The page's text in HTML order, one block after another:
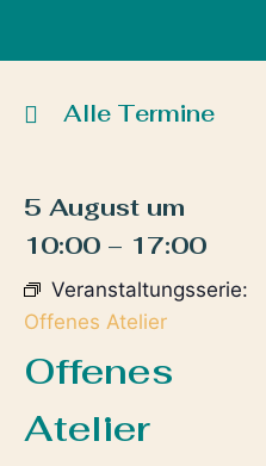
Alle Termine
5 August um
10:00 – 17:00
Veranstaltungsserie:
Offenes Atelier
Offenes
Atelier